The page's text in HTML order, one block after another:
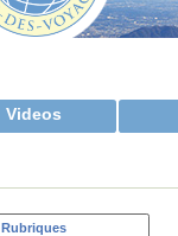
Videos
Rubriques